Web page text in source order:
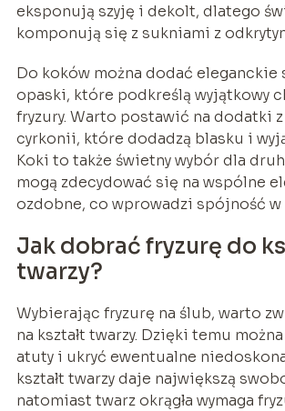
eksponują szyję i dekolt, dlatego
komponują się z sukniami z
Do koków można dodać eleganckie
opaski, które podkreślą wyjątkowy
fryzury. Warto postawić na dodatki z
cyrkonii, które dodadzą blasku i
Koki to także świetny wybór dla
mogą zdecydować się na wspólne
ozdobne, co wprowadzi spójność
Jak dobrać fryzurę do
twarzy?
Wybierając fryzurę na ślub, warto
na kształt twarzy. Dzięki temu
atuty i ukryć ewentualne
kształt twarzy daje największą
natomiast twarz okrągła wymaga